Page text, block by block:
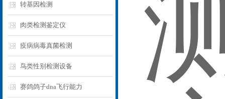
转基因检测
肉类检测鉴定仪
疫病病毒真菌检测
鸟类性别检测设备
赛鸽鸽子dna飞行能力